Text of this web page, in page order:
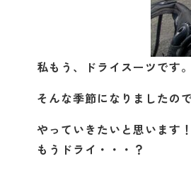
私もう、ドライスーツです。
そんな季節になりましたの
やっていきたいと思います
もうドライ・・・？